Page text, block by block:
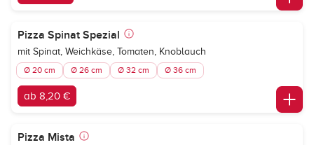
Pizza Spinat Spezial
mit Spinat, Weichkäse, Tomaten, Knoblauch
Ø 20 cm Ø 26 cm Ø 32 cm Ø 36 cm
ab 8,20 €
Pizza Mista